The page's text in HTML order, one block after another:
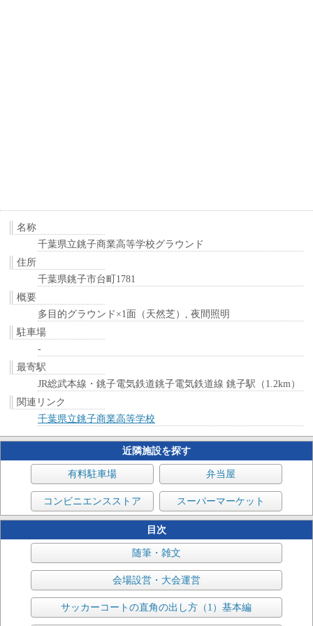
名称
千葉県立銚子商業高等学校グラウンド
住所
千葉県銚子市台町1781
概要
多目的グラウンド×1面（天然芝）, 夜間照明
駐車場
-
最寄駅
JR総武本線・銚子電気鉄道銚子電気鉄道線 銚子駅（1.2km）
関連リンク
千葉県立銚子商業高等学校
近隣施設を探す
有料駐車場 弁当屋
コンビニエンスストア スーパーマーケット
目次
随筆・雑文
会場設営・大会運営
サッカーコートの直角の出し方（1）基本編